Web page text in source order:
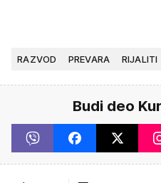
RAZVOD PREVARA RIJALITI
Budi deo